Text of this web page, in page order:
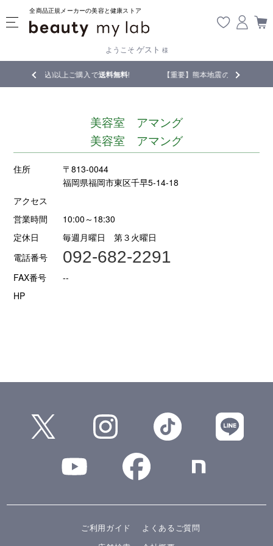
全商品正規メーカーの美容と健康ストア
ようこそ ゲスト 様
)以上ご購入で送料無料! 【重要】熊本地震の影響により遅延が生じてお
美容室 アマング
美容室 アマング
住所
〒813-0044
福岡県福岡市東区千早5-14-18
アクセス
営業時間
10:00～18:30
定休日
毎週月曜日 第３火曜日
電話番号
092-682-2291
FAX番号
--
HP
ご利用ガイド
よくあるご質問